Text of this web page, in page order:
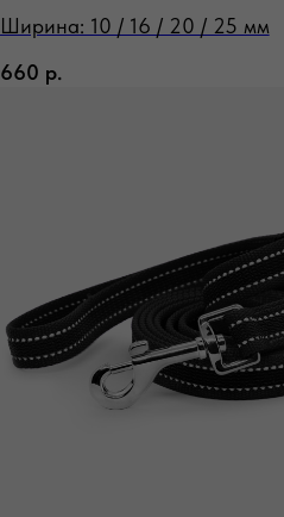
Ширина: 10 / 16 / 20 / 25 мм
660 р.